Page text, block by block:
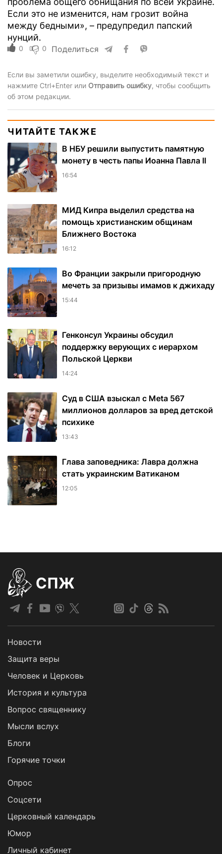
Если это не изменится, нам грозит война
между бедными», – предупредил папский
нунций.
0 0 Поделиться
Если вы заметили ошибку, выделите необходимый текст и
нажмите Ctrl+Enter или Отправить ошибку, чтобы сообщить
об этом редакции.
ЧИТАЙТЕ ТАКЖЕ
В НБУ решили выпустить памятную
монету в честь папы Иоанна Павла II
16:54
МИД Кипра выделил средства на
помощь христианским общинам
Ближнего Востока
16:12
Во Франции закрыли пригородную
мечеть за призывы имамов к джихаду
15:44
Генконсул Украины обсудил
поддержку верующих с иерархом
Польской Церкви
14:24
Суд в США взыскал с Meta 567
миллионов долларов за вред детской
психике
13:43
Глава заповедника: Лавра должна
стать украинским Ватиканом
12:05
СПЖ
Новости
Защита веры
Человек и Церковь
История и культура
Вопрос священнику
Мысли вслух
Блоги
Горячие точки
Опрос
Cоцсети
Церковный календарь
Юмор
Личный кабинет